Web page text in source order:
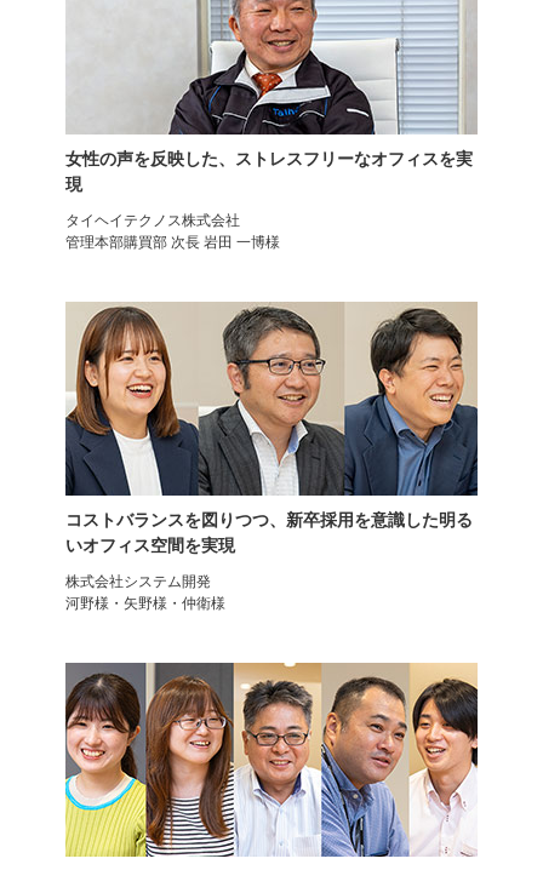
ワークチェア
メティオ
ワークチェア
メティオ2.0
エグゼクティブチェア
レクアス
オフィスチェア
ラクシア2
リクライニングチェア
エクセディア3
女性の声を反映した、ストレスフリーなオフィスを実
現
タイヘイテクノス株式会社
管理本部購買部 次長 岩田 一博様
コストバランスを図りつつ、新卒採用を意識した明る
いオフィス空間を実現
株式会社システム開発
河野様・矢野様・仲衛様